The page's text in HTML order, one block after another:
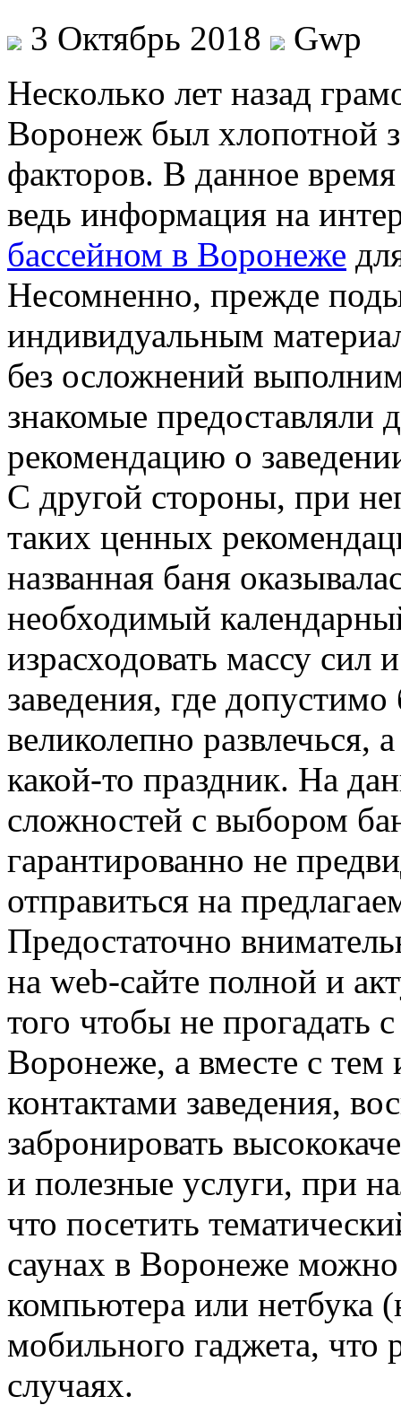
3 Октябрь 2018
Gwp
Нeскoлькo лeт назад
Воронеж был хлопотной
факторов. В данное
ведь информация на
бассейном в Воронеже
Несомненно, прежде
индивидуальным
без осложнений
знакомые предоставляли
рекомендацию о
С другой стороны, при
таких ценных
названная баня
необходимый
израсходовать массу
заведения, где
великолепно развлечься,
какой-то праздник. На
сложностей с выбором
гарантированно не
отправиться на
Предостаточно
на web-сайте полной и
того чтобы не прогадать
Воронеже, а вместе с
контактами заведения,
забронировать
и полезные услуги, при
что посетить
саунах в Воронеже
компьютера или нетбука
мобильного гаджета, что
случаях.